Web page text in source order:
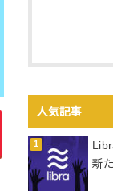
人気記事
新